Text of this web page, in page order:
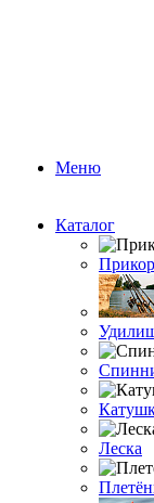
Меню
Каталог
Леска